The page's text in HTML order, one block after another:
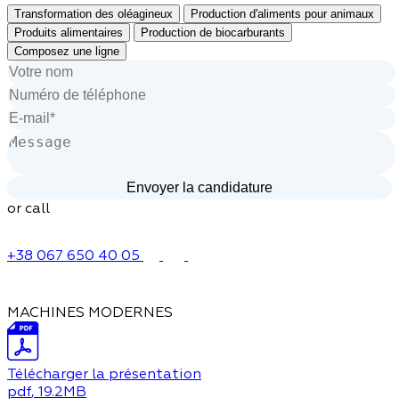
Transformation des oléagineux
Production d'aliments pour animaux
Produits alimentaires
Production de biocarburants
Composez une ligne
or call
+38 067 650 40 05
MACHINES MODERNES
Télécharger la présentation
pdf, 19.2MB